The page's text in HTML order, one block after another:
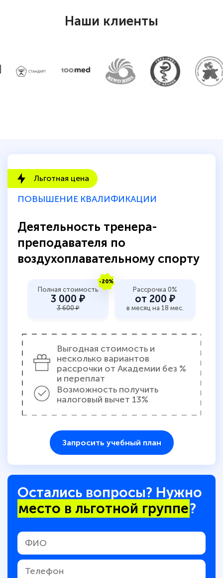
Наши клиенты
Льготная цена
ПОВЫШЕНИЕ КВАЛИФИКАЦИИ
Деятельность тренера-
преподавателя по
воздухоплавательному спорту
-20%
Полная стоимость
3 000 ₽
3 600 ₽
Рассрочка 0%
от 200 ₽
в месяц на 18 мес.
Выгодная стоимость и
несколько вариантов
рассрочки от Академии без %
и переплат
Возможность получить
налоговый вычет 13%
Запросить учебный план
Остались вопросы? Нужно
место в льготной группе?